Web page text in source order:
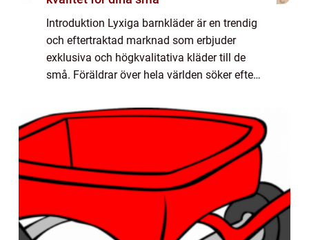
Introduktion Lyxiga barnkläder är en trendig
och eftertraktad marknad som erbjuder
exklusiva och högkvalitativa kläder till de
små. Föräldrar över hela världen söker efter
kommer vi att ge en grundlig över...